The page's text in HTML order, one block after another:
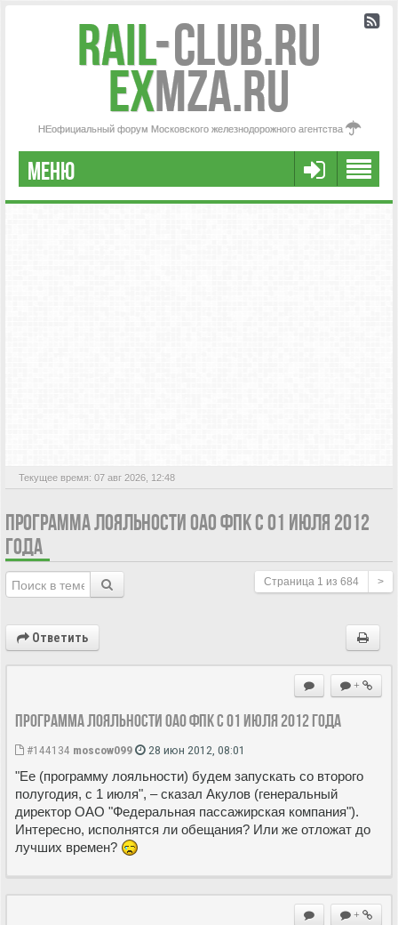
Rail-Club.RU
exMZA.RU
НЕофициальный форум Московского железнодорожного агентства
МЕНЮ
РЕГИСТРАЦИЯ
Текущее время: 07 авг 2026, 12:48
ПРОГРАММА ЛОЯЛЬНОСТИ ОАО ФПК С 01 ИЮЛЯ 2012
ГОДА
Страница 1 из 684 >
Ответить
+
Программа лояльности ОАО ФПК с 01 июля 2012 года
#144134 moscow099 28 июн 2012, 08:01
"Ее (программу лояльности) будем запускать со второго
полугодия, с 1 июля", – сказал Акулов (генеральный
директор ОАО "Федеральная пассажирская компания").
Интересно, исполнятся ли обещания? Или же отложат до
лучших времен?
+